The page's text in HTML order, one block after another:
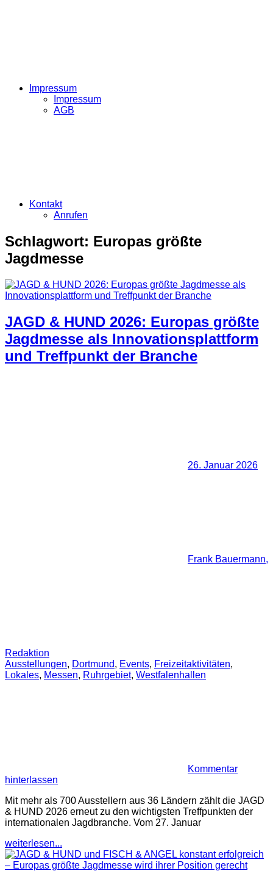
Impressum
Impressum
AGB
Kontakt
Anrufen
Schlagwort: Europas größte
Jagdmesse
JAGD & HUND 2026: Europas größte
Jagdmesse als Innovationsplattform
und Treffpunkt der Branche
26. Januar 2026
Frank Bauermann,
Redaktion
Ausstellungen, Dortmund, Events, Freizeitaktivitäten,
Lokales, Messen, Ruhrgebiet, Westfalenhallen
Kommentar
hinterlassen
Mit mehr als 700 Ausstellern aus 36 Ländern zählt die JAGD
& HUND 2026 erneut zu den wichtigsten Treffpunkten der
internationalen Jagdbranche. Vom 27. Januar
weiterlesen...